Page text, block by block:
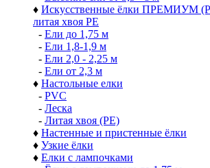
♦ Искусственные ёлки ПРЕМИУМ
литая хвоя РЕ
- Ели до 1,75 м
- Ели 1,8-1,9 м
- Ели 2,0 - 2,25 м
- Ели от 2,3 м
♦ Настольные елки
- PVC
- Леска
- Литая хвоя (РЕ)
♦ Настенные и пристенные ёлки
♦ Узкие ёлки
♦ Елки с лампочками